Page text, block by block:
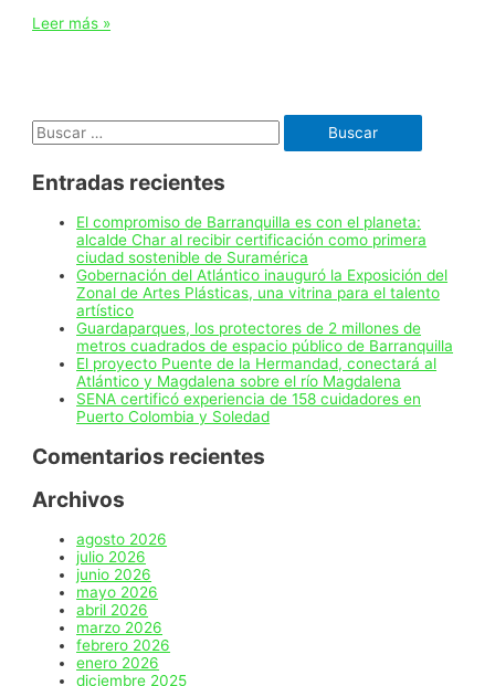
Gobernación
a
familias
por
Usiacurí
Leer más »
Buscar:
Entradas recientes
El compromiso de Barranquilla es con el planeta:
alcalde Char al recibir certificación como primera
ciudad sostenible de Suramérica
Gobernación del Atlántico inauguró la Exposición del
Zonal de Artes Plásticas, una vitrina para el talento
artístico
Guardaparques, los protectores de 2 millones de
metros cuadrados de espacio público de Barranquilla
El proyecto Puente de la Hermandad, conectará al
Atlántico y Magdalena sobre el río Magdalena
SENA certificó experiencia de 158 cuidadores en
Puerto Colombia y Soledad
Comentarios recientes
Archivos
agosto 2026
julio 2026
junio 2026
mayo 2026
abril 2026
marzo 2026
febrero 2026
enero 2026
diciembre 2025